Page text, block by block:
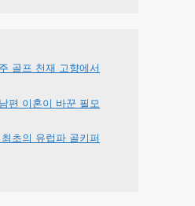
골프 천재 고향에서
편 이혼이 바꾼 필모
초의 유럽파 골키퍼